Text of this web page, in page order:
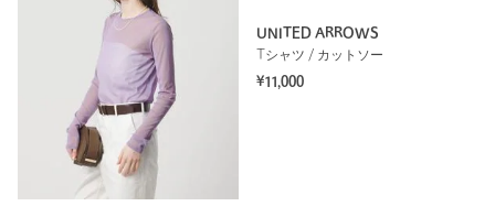
UNITED ARROWS
Tシャツ / カットソー
¥11,000